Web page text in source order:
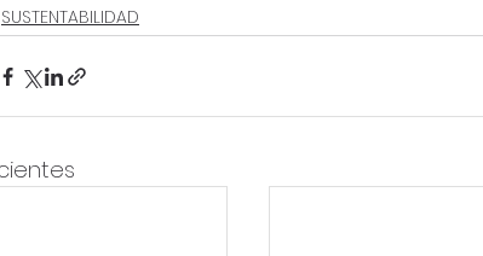
SUSTENTABILIDAD